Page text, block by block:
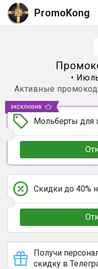
PromoKong
•
Активные
Мольберты для
эксклюзив
Скидки до 40%
Получи
скидку в